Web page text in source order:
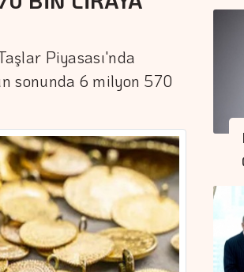
Piyasası'nda
sonunda 6 milyon 570